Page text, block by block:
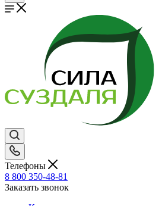
Телефоны
8 800 350-48-81
Заказать звонок